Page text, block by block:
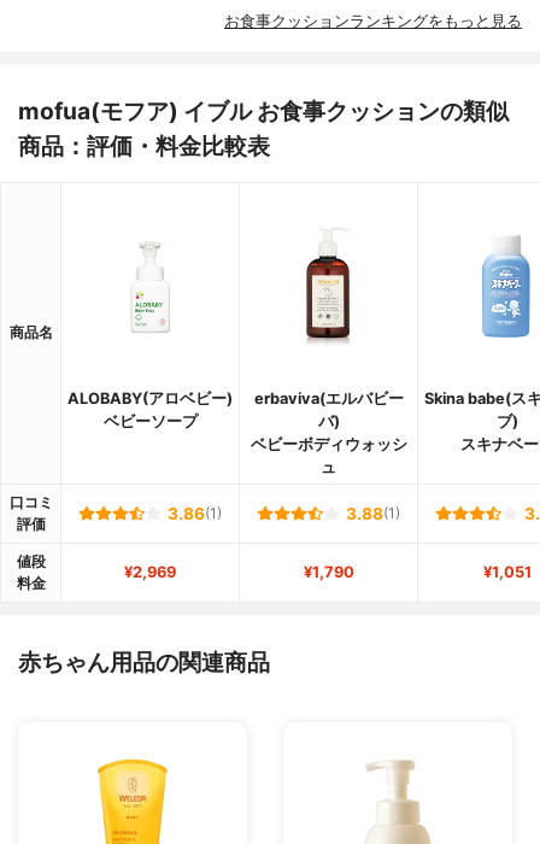
お食事クッションランキングをもっと見る
mofua(モフア) イブル お食事クッションの類似
商品：評価・料金比較表
商品名
ALOBABY(アロベビー)
ベビーソープ
erbaviva(エルバビー
バ)
ベビーボディウォッシ
ュ
Skina babe(ス
ブ)
スキナベ
口コミ
評価
3.86(1) 3.88(1)
値段
料金
¥2,969 ¥1,790 ¥1,051
赤ちゃん用品の関連商品